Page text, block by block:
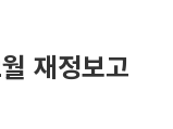
재정보고